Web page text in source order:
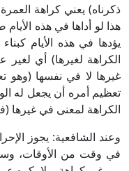
ذكرناه) يعني كراهة
هذا لو أداها في هذه
يؤدها في هذه الأيام
الكراهة لغيرها) أي لغير
غيرها لا في نفسها (وهو
تعظيم أمره أن يجعل له
الكراهة لمعنى في غيرها
وعند الشافعية: يجوز
في وقت من الأوقات،